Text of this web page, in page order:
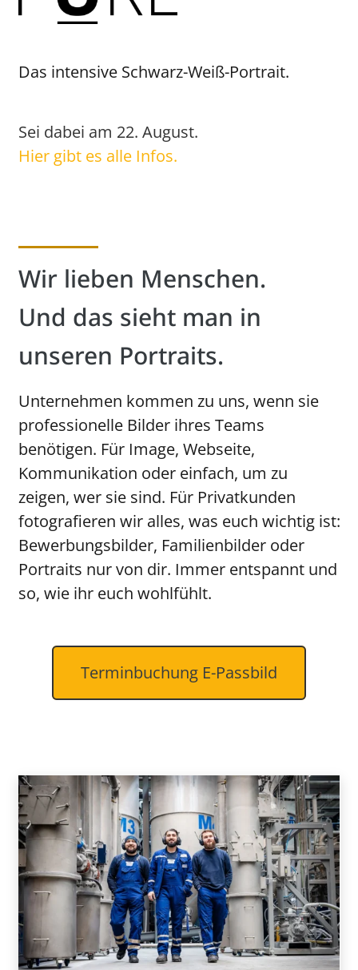
Das intensive Schwarz-Weiß-Portrait.
Sei dabei am 22. August.
Hier gibt es alle Infos.
Wir lieben Menschen.
Und das sieht man in
unseren Portraits.
Unternehmen kommen zu uns, wenn sie
professionelle Bilder ihres Teams
benötigen. Für Image, Webseite,
Kommunikation oder einfach, um zu
zeigen, wer sie sind. Für Privatkunden
fotografieren wir alles, was euch wichtig ist:
Bewerbungsbilder, Familienbilder oder
Portraits nur von dir. Immer entspannt und
so, wie ihr euch wohlfühlt.
Terminbuchung E-Passbild